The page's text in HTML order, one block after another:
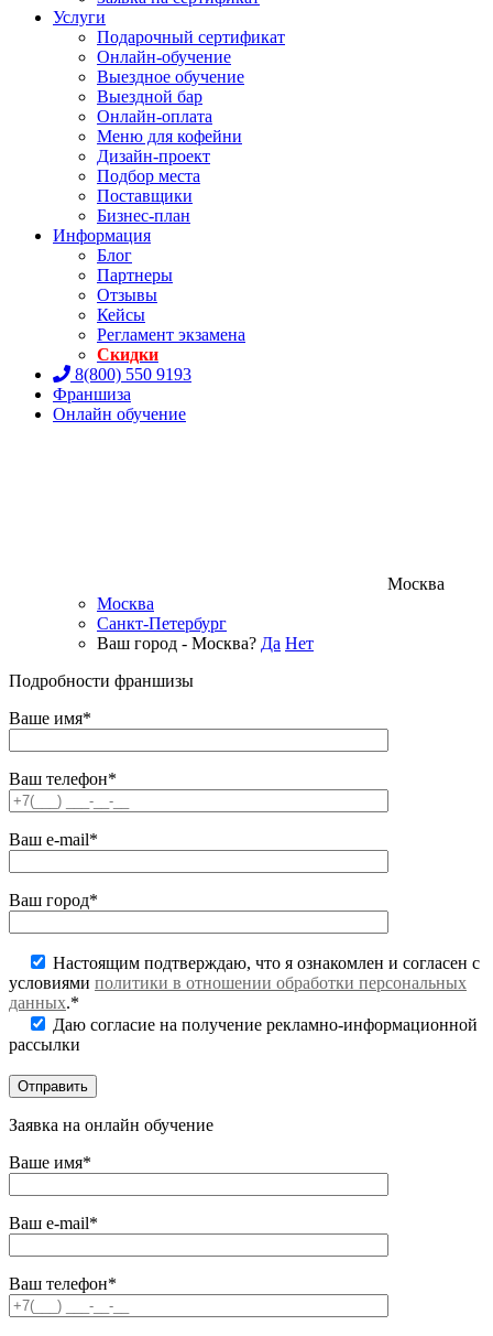
Услуги
Подарочный сертификат
Онлайн-обучение
Выездное обучение
Выездной бар
Онлайн-оплата
Меню для кофейни
Дизайн-проект
Подбор места
Поставщики
Бизнес-план
Информация
Блог
Партнеры
Отзывы
Кейсы
Регламент экзамена
Скидки
8(800) 550 9193
Франшиза
Онлайн обучение
Москва
Москва
Санкт-Петербург
Ваш город - Москва? Да Нет
Подробности франшизы
Ваше имя*
Ваш телефон*
Ваш e-mail*
Ваш город*
Настоящим подтверждаю, что я ознакомлен и согласен с
условиями политики в отношении обработки персональных
данных.*
Даю согласие на получение рекламно-информационной
рассылки
Заявка на онлайн обучение
Ваше имя*
Ваш e-mail*
Ваш телефон*